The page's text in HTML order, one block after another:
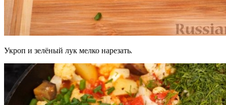
Укроп и зелёный лук мелко нарезать.